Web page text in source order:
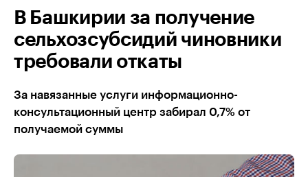
В Башкирии за получение
сельхозсубсидий чиновники
требовали откаты
За навязанные услуги информационно-
консультационный центр забирал 0,7% от
получаемой суммы